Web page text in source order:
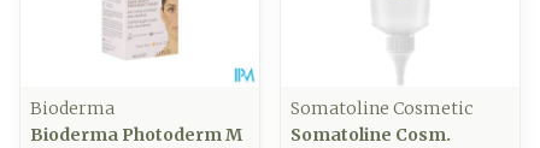
Bioderma
Bioderma Photoderm M
Somatoline Cosmetic
Somatoline Cosm.